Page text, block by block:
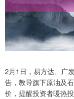
2月1日，易方达、广
告，教导旗下原油及
价，提醒投资者暖热